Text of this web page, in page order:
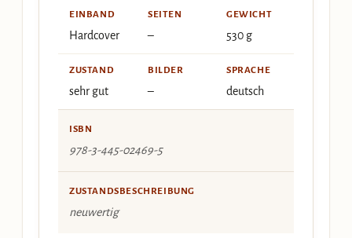
EINBAND
Hardcover
SEITEN
–
GEWICHT
530 g
ZUSTAND
sehr gut
BILDER
–
SPRACHE
deutsch
ISBN
978-3-445-02469-5
ZUSTANDSBESCHREIBUNG
neuwertig